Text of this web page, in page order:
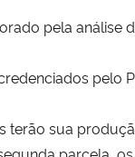
pela análise
pelo
terão sua
parcela,